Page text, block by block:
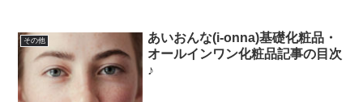
その他
あいおんな(i-onna)基礎化粧品・
オールインワン化粧品記事の目次
♪